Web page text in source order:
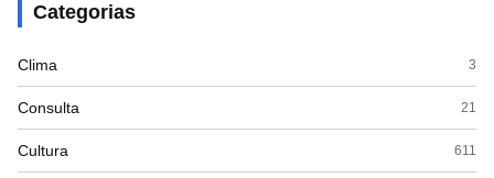
Categorias
Clima 3
Consulta 21
Cultura 611